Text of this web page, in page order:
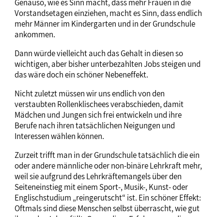
Genauso, wie es Sinn macht, dass mehr Frauen in die
Vorstandsetagen einziehen, macht es Sinn, dass endlich
mehr Männer im Kindergarten und in der Grundschule
ankommen.
Dann würde vielleicht auch das Gehalt in diesen so
wichtigen, aber bisher unterbezahlten Jobs steigen und
das wäre doch ein schöner Nebeneffekt.
Nicht zuletzt müssen wir uns endlich von den
verstaubten Rollenklischees verabschieden, damit
Mädchen und Jungen sich frei entwickeln und ihre
Berufe nach ihren tatsächlichen Neigungen und
Interessen wählen können.
Zurzeit trifft man in der Grundschule tatsächlich die ein
oder andere männliche oder non-binäre Lehrkraft mehr,
weil sie aufgrund des Lehrkräftemangels über den
Seiteneinstieg mit einem Sport-, Musik-, Kunst- oder
Englischstudium „reingerutscht“ ist. Ein schöner Effekt:
Oftmals sind diese Menschen selbst überrascht, wie gut